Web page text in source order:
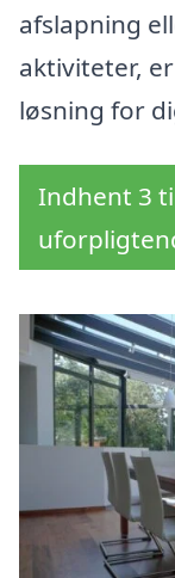
afslapning
aktiviteter,
løsning for
Indhent 3